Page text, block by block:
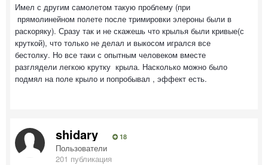
Имел с другим самолетом такую проблему (при
прямолинейном полете после тримировки элероны были в
раскоряку). Сразу так и не скажешь что крылья были кривые(с
круткой), что только не делал и выкосом игрался все
бестолку. Но все таки с опытным человеком вместе
разглядели легкою крутку крыла. Насколько можно было
подмял на поле крыло и попробывал , эффект есть.
shidary 18
Пользователи
201 публикация